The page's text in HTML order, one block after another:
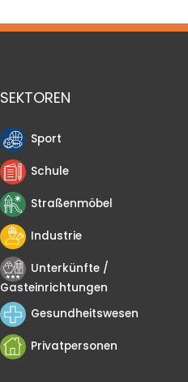
SEKTOREN
Sport
Schule
Straßenmöbel
Industrie
Unterkünfte /
Gasteinrichtungen
Gesundheitswesen
Privatpersonen